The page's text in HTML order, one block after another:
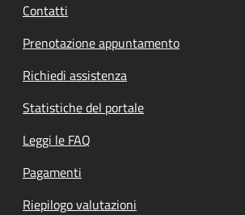
Contatti
Prenotazione appuntamento
Richiedi assistenza
Statistiche del portale
Leggi le FAQ
Pagamenti
Riepilogo valutazioni